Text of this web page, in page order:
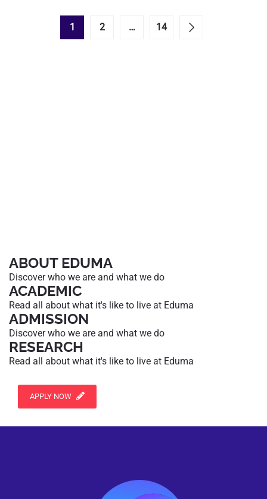
1 2 … 14
ABOUT EDUMA
Discover who we are and what we do
ACADEMIC
Read all about what it's like to live at Eduma
ADMISSION
Discover who we are and what we do
RESEARCH
Read all about what it's like to live at Eduma
APPLY NOW